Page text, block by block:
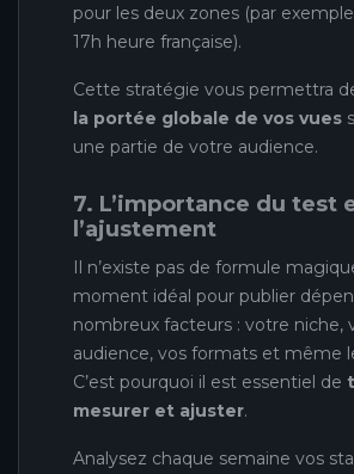
pour les deux zones (par
17h heure française).
Cette stratégie vous permettra
la portée globale de vos vues
une partie de votre audience.
7. L’importance du test
l’ajustement
Il n’existe pas de formule
moment idéal pour publier
nombreux facteurs : votre niche,
audience, vos formats et même
C’est pourquoi il est essentiel de
mesurer et ajuster.
Analysez chaque semaine vos